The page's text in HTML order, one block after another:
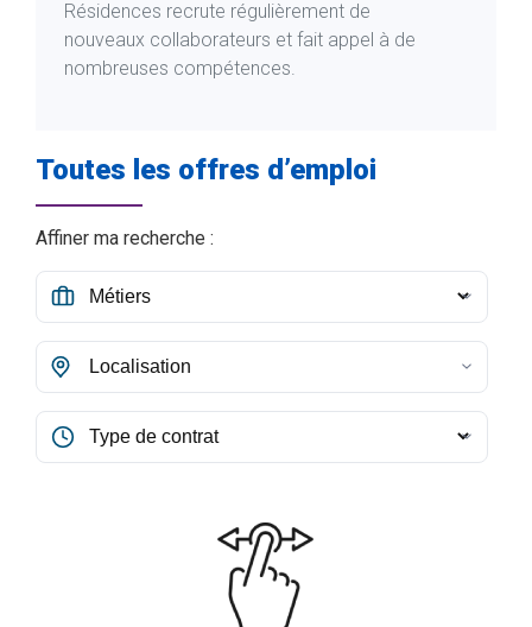
Résidences recrute régulièrement de
nouveaux collaborateurs et fait appel à de
nombreuses compétences.
Toutes les offres d’emploi
Affiner ma recherche :